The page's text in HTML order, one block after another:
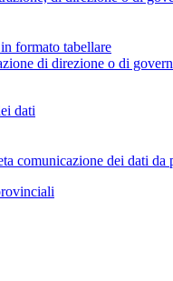
formato tabellare
di direzione o di
dati
comunicazione dei dati